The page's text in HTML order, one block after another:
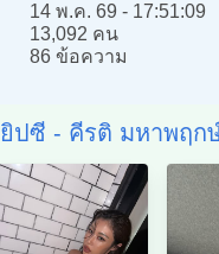
14 พ.ค. 69 - 17:51:09
13,092 คน
86 ข้อความ
ยิปซี - คีรติ มหาพฤก